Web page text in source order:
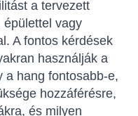
a tervezett
épülettel vagy
A fontos kérdések
használják a
a hang fontosabb-e,
hozzáférésre,
és milyen